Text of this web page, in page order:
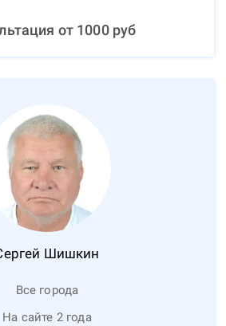
от 1000руб
Шишкин
Все города
На сайте 2 года